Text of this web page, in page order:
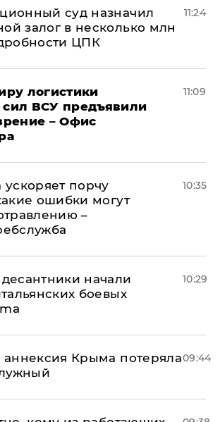
суд назначил
залог в несколько млн
ЦПК
11:24
логистики
ВСУ предъявили
– Офис
11:09
порчу
ошибки могут
–
10:35
начали
боевых
10:29
аннексия Крыма потеряла09:44